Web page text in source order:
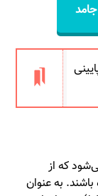
که از
به عنوان